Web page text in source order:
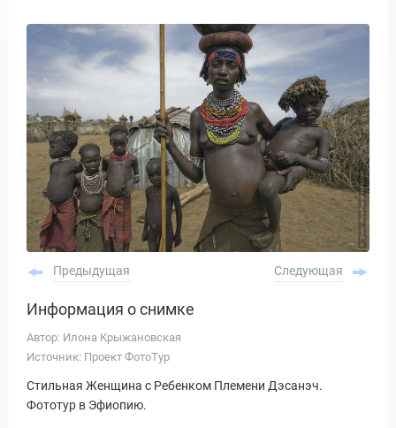
Предыдущая Следующая
Информация о снимке
Автор: Илона Крыжановская
Источник: Проект ФотоТур
Стильная Женщина с Ребенком Племени Дэсанэч.
Фототур в Эфиопию.